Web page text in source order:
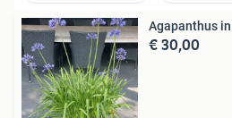
Agapanthus
€ 30,00